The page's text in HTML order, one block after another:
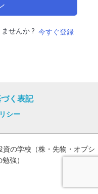
せんか ? 今すぐ登録
く表記
シー
の学校（株・先物・オプシ
強）